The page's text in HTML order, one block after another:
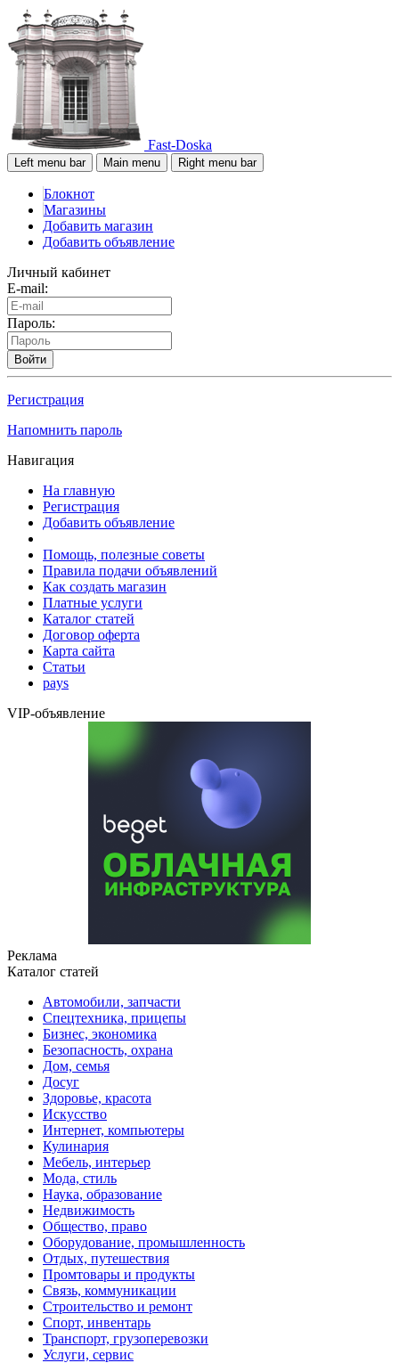
Fast-Doska
Left menu bar Main menu Right menu bar
Блокнот
Магазины
Добавить магазин
Добавить объявление
Личный кабинет
E-mail:
Пароль:
Войти
Регистрация
Напомнить пароль
Навигация
На главную
Регистрация
Добавить объявление
Помощь, полезные советы
Правила подачи объявлений
Как создать магазин
Платные услуги
Каталог статей
Договор оферта
Карта сайта
Статьи
pays
VIP-объявление
Реклама
Каталог статей
Автомобили, запчасти
Спецтехника, прицепы
Бизнес, экономика
Безопасность, охрана
Дом, семья
Досуг
Здоровье, красота
Искусство
Интернет, компьютеры
Кулинария
Мебель, интерьер
Мода, стиль
Наука, образование
Недвижимость
Общество, право
Оборудование, промышленность
Отдых, путешествия
Промтовары и продукты
Связь, коммуникации
Строительство и ремонт
Cпорт, инвентарь
Транспорт, грузоперевозки
Услуги, сервис